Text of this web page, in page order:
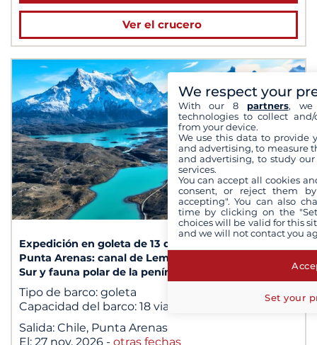
Ver el crucero
/ 2
Expedición en goleta de 13 días con salida desde
Punta Arenas: canal de Lemaire, islas Shetland del
Sur y fauna polar de la península Antártica
Tipo de barco: goleta
Capacidad del barco: 18 viajeros
Salida: Chile, Punta Arenas
El: 27 nov. 2026 - otras fechas
We respect your
With our 8 partners, we
technologies to collect
from your device.
We use this data to provide
and advertising, to measure
and advertising, to study
services.
You can accept all cookies
consent, or reject them
accepting". You can also
time by clicking on the
choices will be valid for this
and we will not contact you
Set your